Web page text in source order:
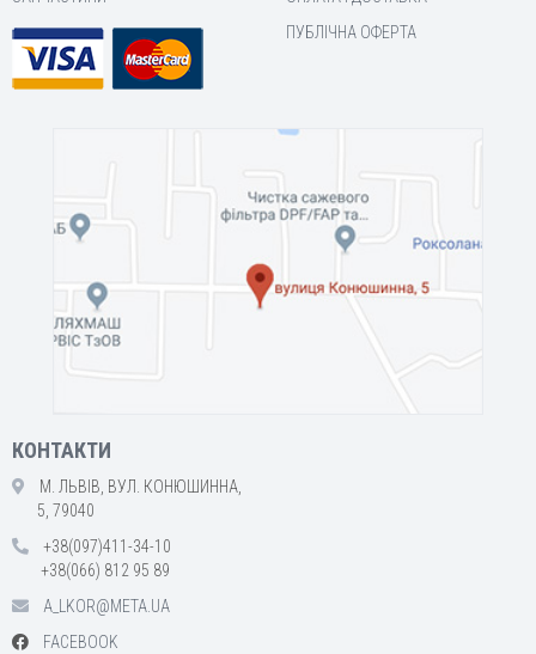
ПУБЛІЧНА ОФЕРТА
КОНТАКТИ
М. ЛЬВІВ, ВУЛ. КОНЮШИННА,
5, 79040
+38(097)411-34-10
+38(066) 812 95 89
A_LKOR@META.UA
FACEBOOK